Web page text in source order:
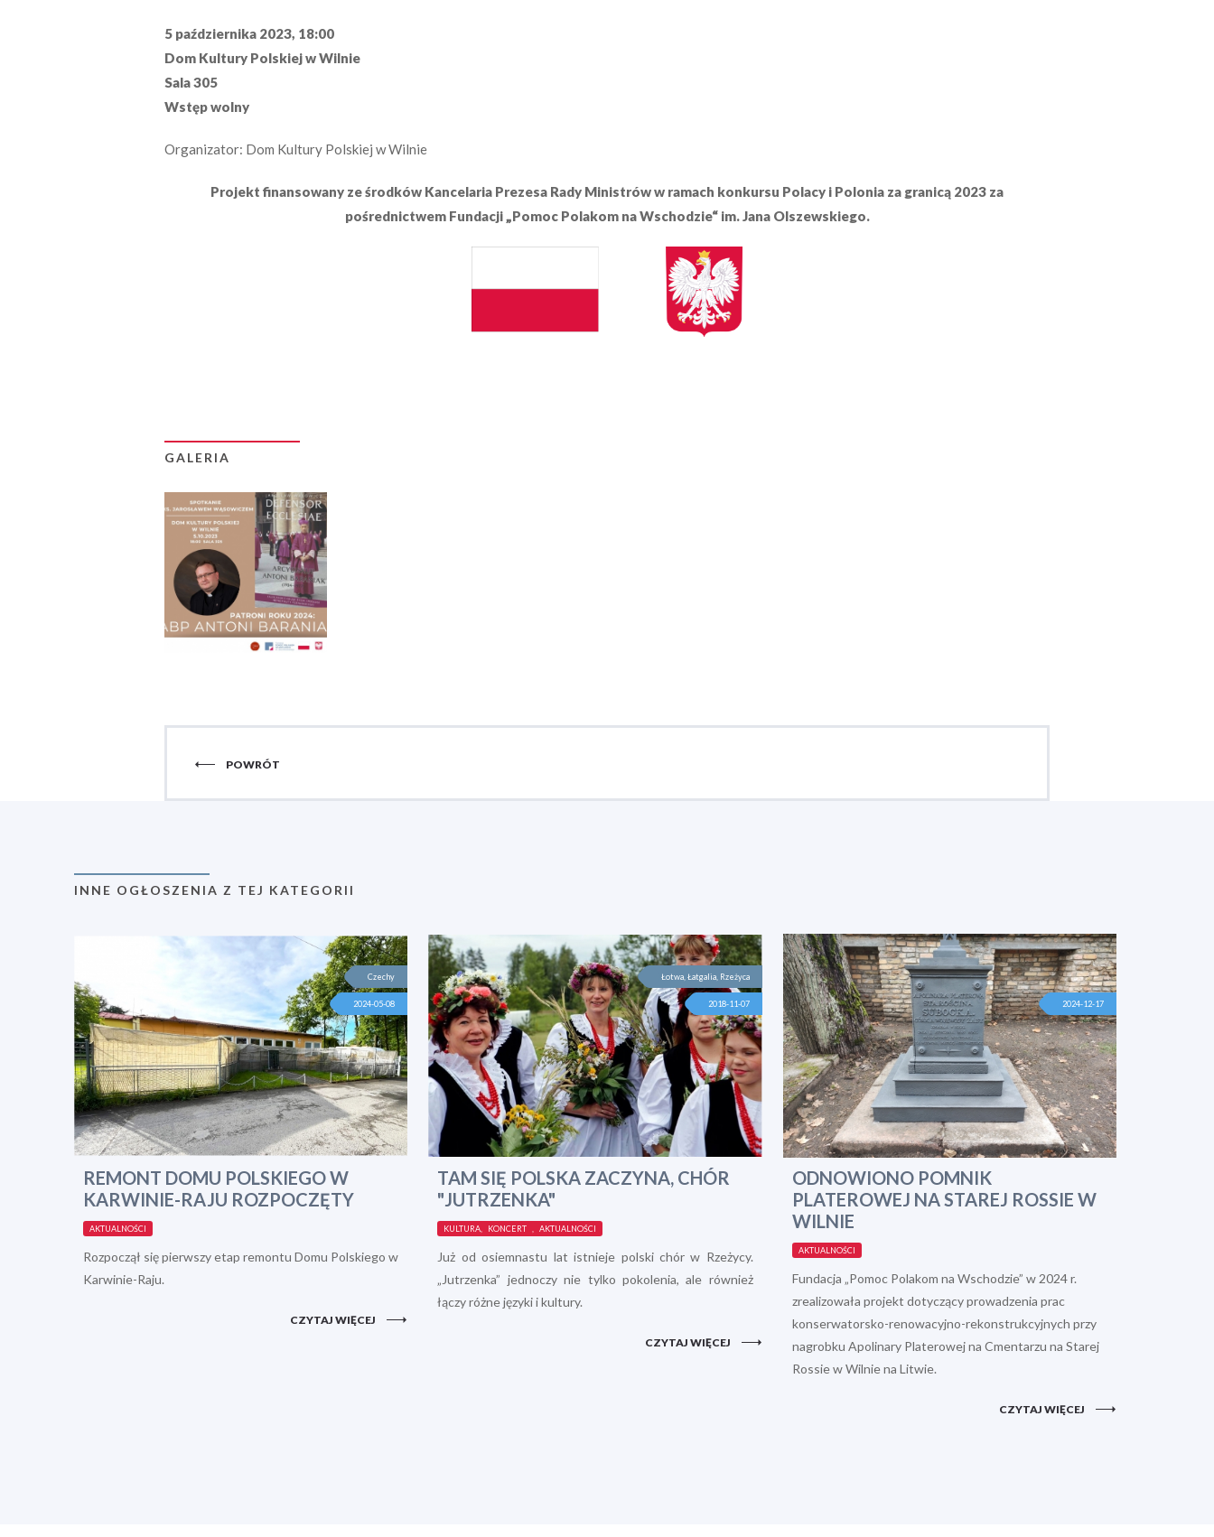
5 października 2023, 18:00
Dom Kultury Polskiej w Wilnie
Sala 305
Wstęp wolny
Organizator: Dom Kultury Polskiej w Wilnie
Projekt finansowany ze środków Kancelaria Prezesa Rady Ministrów w ramach konkursu Polacy i Polonia za granicą 2023 za
pośrednictwem Fundacji „Pomoc Polakom na Wschodzie“ im. Jana Olszewskiego.
GALERIA
POWRÓT
INNE OGŁOSZENIA Z TEJ KATEGORII
Czechy
2024-05-08
REMONT DOMU POLSKIEGO W
KARWINIE-RAJU ROZPOCZĘTY
AKTUALNOŚCI
Rozpoczął się pierwszy etap remontu Domu Polskiego w
Karwinie-Raju.
CZYTAJ WIĘCEJ
Łotwa, Łatgalia, Rzeżyca
2018-11-07
TAM SIĘ POLSKA ZACZYNA, CHÓR
"JUTRZENKA"
KULTURA, KONCERT , AKTUALNOŚCI
Już od osiemnastu lat istnieje polski chór w Rzeżycy.
„Jutrzenka” jednoczy nie tylko pokolenia, ale również
łączy różne języki i kultury.
CZYTAJ WIĘCEJ
2024-12-17
ODNOWIONO POMNIK
PLATEROWEJ NA STAREJ ROSSIE W
WILNIE
AKTUALNOŚCI
Fundacja „Pomoc Polakom na Wschodzie” w 2024 r.
zrealizowała projekt dotyczący prowadzenia prac
konserwatorsko-renowacyjno-rekonstrukcyjnych przy
nagrobku Apolinary Platerowej na Cmentarzu na Starej
Rossie w Wilnie na Litwie.
CZYTAJ WIĘCEJ